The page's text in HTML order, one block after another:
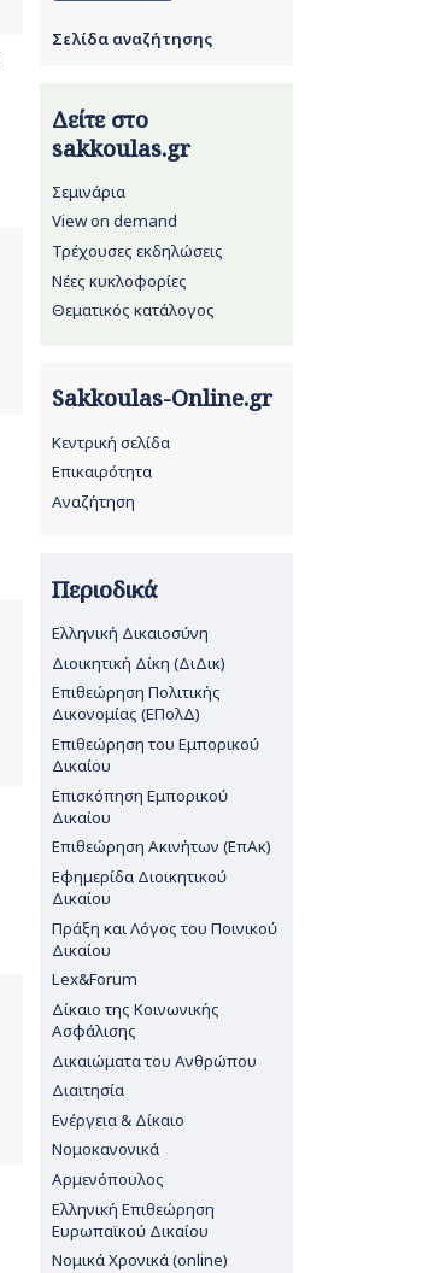
Σελίδα αναζήτησης
Δείτε στο
sakkoulas.gr
Σεμινάρια
View on demand
Τρέχουσες εκδηλώσεις
Νέες κυκλοφορίες
Θεματικός κατάλογος
Sakkoulas-Online.gr
Κεντρική σελίδα
Επικαιρότητα
Αναζήτηση
Περιοδικά
Ελληνική Δικαιοσύνη
Διοικητική Δίκη (ΔιΔικ)
Επιθεώρηση Πολιτικής
Δικονομίας (ΕΠολΔ)
Επιθεώρηση του Εμπορικού
Δικαίου
Επισκόπηση Εμπορικού
Δικαίου
Επιθεώρηση Ακινήτων (ΕπΑκ)
Εφημερίδα Διοικητικού
Δικαίου
Πράξη και Λόγος του Ποινικού
Δικαίου
Lex&Forum
Δίκαιο της Κοινωνικής
Ασφάλισης
Δικαιώματα του Ανθρώπου
Διαιτησία
Ενέργεια & Δίκαιο
Νομοκανονικά
Αρμενόπουλος
Ελληνική Επιθεώρηση
Ευρωπαϊκού Δικαίου
Νομικά Χρονικά (online)